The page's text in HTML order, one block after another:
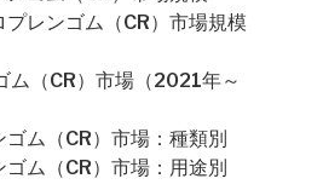
レンゴム（CR）市場規模
ム（CR）市場（2021年～
ム（CR）市場：種類別
ム（CR）市場：用途別